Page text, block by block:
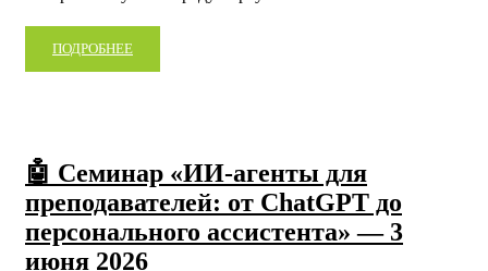
ПОДРОБНЕЕ
🤖 Семинар «ИИ-агенты для
преподавателей: от ChatGPT до
персонального ассистента» — 3
июня 2026